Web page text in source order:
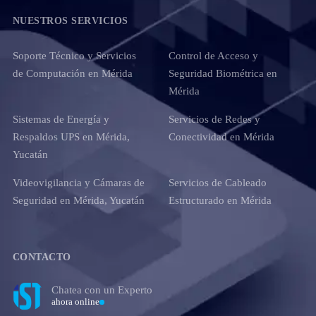
NUESTROS SERVICIOS
Soporte Técnico y Servicios
de Computación en Mérida
Control de Acceso y
Seguridad Biométrica en
Mérida
Sistemas de Energía y
Respaldos UPS en Mérida,
Yucatán
Servicios de Redes y
Conectividad en Mérida
Videovigilancia y Cámaras de
Seguridad en Mérida, Yucatán
Servicios de Cableado
Estructurado en Mérida
CONTACTO
Chatea con un Experto
ahora online